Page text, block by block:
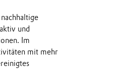
und
Im
mit mehr